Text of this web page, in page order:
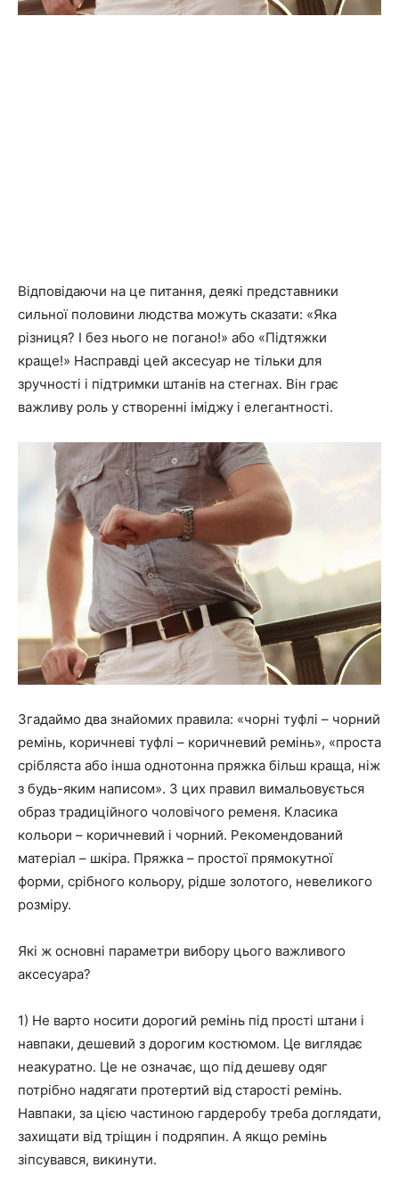
Відповідаючи на це питання, деякі представники
сильної половини людства можуть сказати: «Яка
різниця? І без нього не погано!» або «Підтяжки
краще!» Насправді цей аксесуар не тільки для
зручності і підтримки штанів на стегнах. Він грає
важливу роль у створенні іміджу і елегантності.
Згадаймо два знайомих правила: «чорні туфлі – чорний
ремінь, коричневі туфлі – коричневий ремінь», «проста
срібляста або інша однотонна пряжка більш краща, ніж
з будь-яким написом». З цих правил вимальовується
образ традиційного чоловічого ременя. Класика
кольори – коричневий і чорний. Рекомендований
матеріал – шкіра. Пряжка – простої прямокутної
форми, срібного кольору, рідше золотого, невеликого
розміру.
Які ж основні параметри вибору цього важливого
аксесуара?
1) Не варто носити дорогий ремінь під прості штани і
навпаки, дешевий з дорогим костюмом. Це виглядає
неакуратно. Це не означає, що під дешеву одяг
потрібно надягати протертий від старості ремінь.
Навпаки, за цією частиною гардеробу треба доглядати,
захищати від тріщин і подряпин. А якщо ремінь
зіпсувався, викинути.